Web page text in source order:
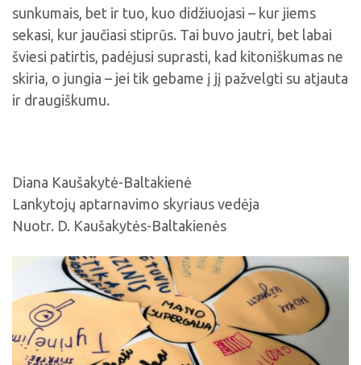
sunkumais, bet ir tuo, kuo didžiuojasi – kur jiems
sekasi, kur jaučiasi stiprūs. Tai buvo jautri, bet labai
šviesi patirtis, padėjusi suprasti, kad kitoniškumas ne
skiria, o jungia – jei tik gebame į jį pažvelgti su atjauta
ir draugiškumu.
Diana Kaušakytė-Baltakienė
Lankytojų aptarnavimo skyriaus vedėja
Nuotr. D. Kaušakytės-Baltakienės